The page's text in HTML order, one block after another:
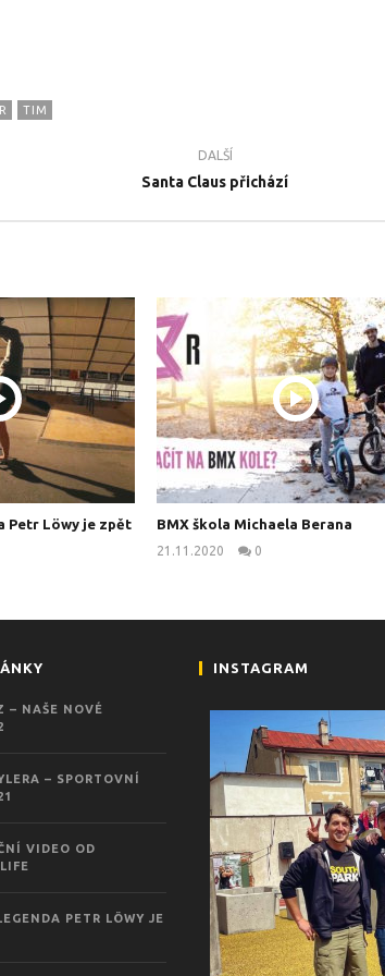
dokument 2021
TIM
DALŠÍ
Santa Claus přichází
Petr Löwy je zpět BMX škola Michaela Berana
21.11.2020
0
– NAŠE NOVÉ
– SPORTOVNÍ
VIDEO OD
PETR LÖWY JE
INSTAGRAM